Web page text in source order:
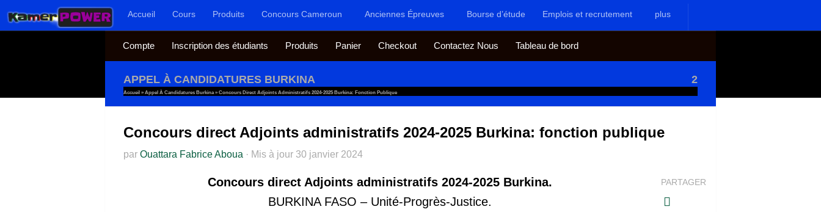
Au dessous du contenuAccueil Cours Produits Concours Cameroun Anciennes Épreuves Bourse d’étude Emplois et recrutement plus
Compte Inscription des étudiants Produits Panier Checkout Contactez Nous Tableau de bord
APPEL À CANDIDATURES BURKINA 2
Accueil » Appel À Candidatures Burkina» Concours Direct Adjoints Administratifs 2024-2025 Burkina: Fonction Publique
Concours direct Adjoints administratifs 2024-2025 Burkina: fonction publique
par Ouattara Fabrice Aboua · Mis à jour 30 janvier 2024
Concours direct Adjoints administratifs 2024-2025 Burkina.
BURKINA FASO – Unité-Progrès-Justice.
PARTAGER